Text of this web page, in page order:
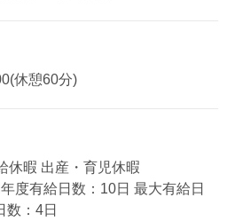
休憩60分)
休暇 出産・育児休暇
度有給日数：10日 最大有給日
数：4日